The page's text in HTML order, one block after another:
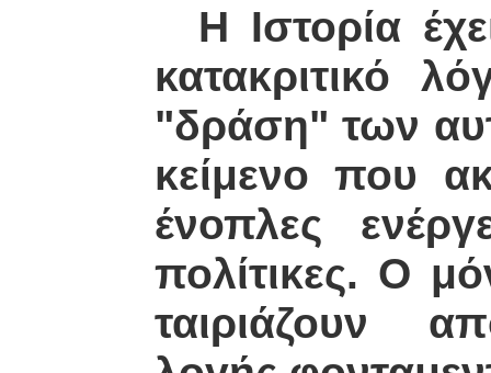
Η Ιστορία
κατακριτικό
"δράση" των
κείμενο που
ένοπλες
πολίτικες. Ο
ταιριάζουν